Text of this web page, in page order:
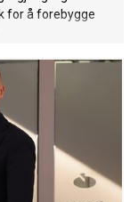
for å forebygge